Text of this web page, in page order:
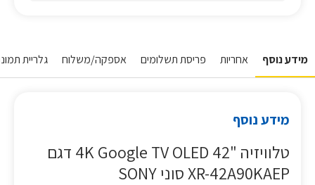
מידע נוסף אחריות פריסת תשלומים אספקה/משלוח גלריית
מידע נוסף
טלוויזיה "42 4K Google TV OLED דגם
XR-42A90KAEP סוני SONY